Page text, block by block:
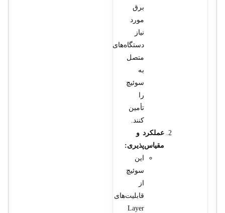
برق
مورد
نیاز
دستگاه‌های
متصل
به
سوئیچ
را
تأمین
کنند.
عملکرد و
مقیاس‌پذیری:
این
سوئیچ
از
قابلیت‌های
Layer